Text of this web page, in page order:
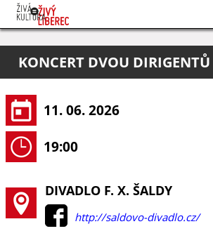
O projektu
Pořadatelé
KONCERT DVOU DIRIGENTŮ
11. 06. 2026
19:00
DIVADLO F. X. ŠALDY
http://saldovo-divadlo.cz/